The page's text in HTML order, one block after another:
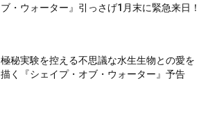
ブ・ウォーター』引っさげ1月末に緊急来日！
極秘実験を控える不思議な水生生物との愛を
描く『シェイプ・オブ・ウォーター』予告